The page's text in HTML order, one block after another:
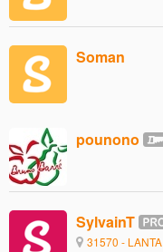
Soman
pounono
SylvainT
31570 - LANTA